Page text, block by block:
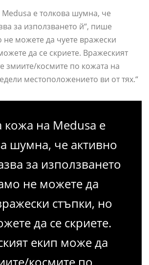
е толкова шумна, че
за използването й“, пише
не можете да чуете вражески
да се скриете. Вражеският
змиите/космите по кожата на
местоположението ви от тях.“
кожа на Medusa е
шумна, че активно
за използването
не можете да
стъпки, но
да се скриете.
екип може да
космите по